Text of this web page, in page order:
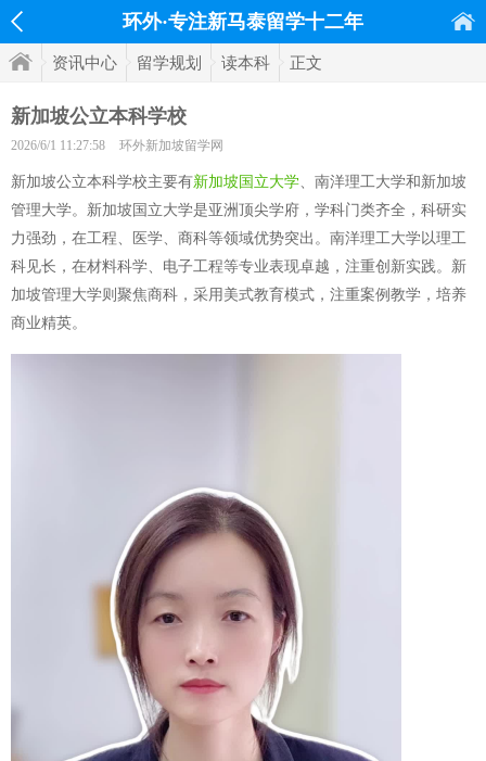
环外·专注新马泰留学十二年
资讯中心 留学规划 读本科 正文
新加坡公立本科学校
2026/6/1 11:27:58 环外新加坡留学网
新加坡公立本科学校主要有新加坡国立大学、南洋理工大学和新加坡
管理大学。新加坡国立大学是亚洲顶尖学府，学科门类齐全，科研实
力强劲，在工程、医学、商科等领域优势突出。南洋理工大学以理工
科见长，在材料科学、电子工程等专业表现卓越，注重创新实践。新
加坡管理大学则聚焦商科，采用美式教育模式，注重案例教学，培养
商业精英。